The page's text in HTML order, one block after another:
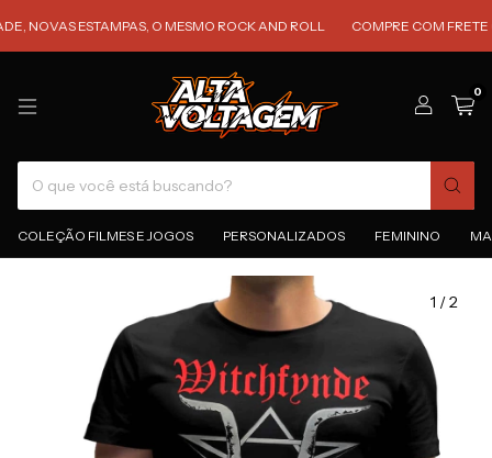
ESTAMPAS, O MESMO ROCK AND ROLL COMPRE COM FRETE
0
COLEÇÃO FILMES E JOGOS PERSONALIZADOS FEMININO
1 /2